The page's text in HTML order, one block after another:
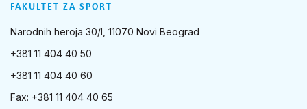
FAKULTET ZA SPORT
Narodnih heroja 30/I, 11070 Novi Beograd
+381 11 404 40 50
+381 11 404 40 60
Fax: +381 11 404 40 65